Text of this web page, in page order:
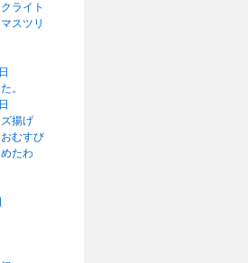
ライト
スツリ
。
揚げ
むすび
たわ